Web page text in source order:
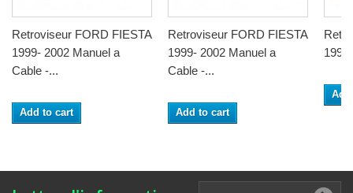
Retroviseur FORD FIESTA
1999- 2002 Manuel a
Cable -...
Add to cart
Retroviseur FORD FIESTA
1999- 2002 Manuel a
Cable -...
Add to cart